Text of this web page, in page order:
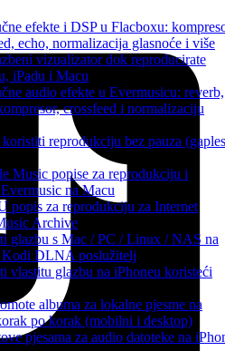
efekte i DSP u Flacboxu:
echo, normalizacija glasnoće i više
vizualizator dok reproducirate
iPadu i Macu
audio efekte u Evermusicu: reverb,
crossfeed i normalizaciju
reprodukciju bez pauza
Music popise za reprodukciju i
na Macu
popis za reprodukciju za Internet
Archive
glazbu s Mac / PC / Linux / NAS na
Kodi DLNA poslužitelj
vlastitu glazbu na iPhoneu koristeći
albuma za lokalne pjesme na
po korak (mobilni i desktop)
pjesama za audio datoteke na